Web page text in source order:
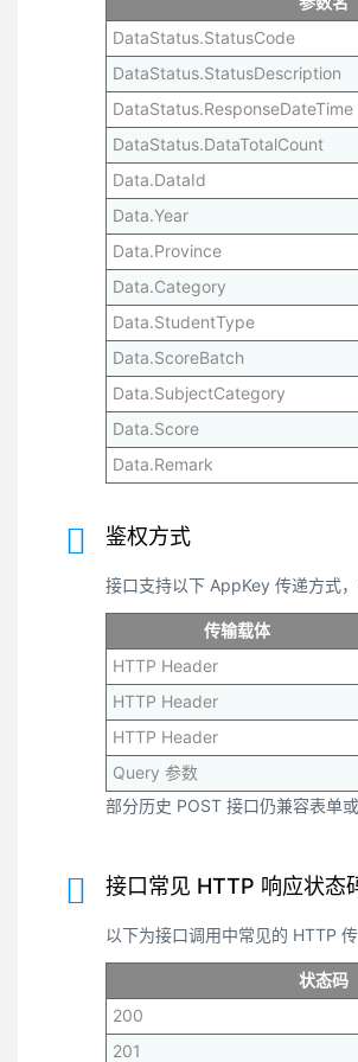
DataStatus.StatusCode
DataStatus.StatusDescription
DataStatus.ResponseDateTime
DataStatus.DataTotalCount
Data.DataId
Data.Year
Data.Province
Data.Category
Data.StudentType
Data.ScoreBatch
Data.SubjectCategory
Data.Score
Data.Remark
鉴权方式
接口支持以下 AppKey 传递方式
传输载体
HTTP Header
HTTP Header
HTTP Header
Query 参数
部分历史 POST 接口仍兼容表单
接口常见 HTTP 响应状态
以下为接口调用中常见的 HTTP
状态码
200
201